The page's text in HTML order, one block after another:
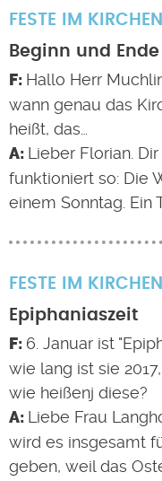
FESTE IM
Beginn und
Hallo Herr
wann genau das
heißt, das…
Lieber Florian.
funktioniert so: Die
einem Sonntag. Ein
FESTE IM
Epiphaniaszeit
6. Januar ist
wie lang ist sie
wie heißenj diese?
Liebe Frau
wird es insgesamt
geben, weil das